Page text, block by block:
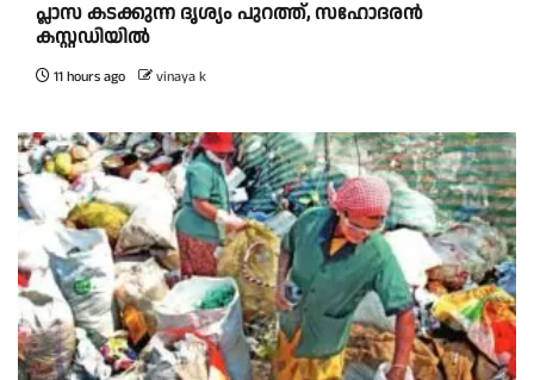
പ്ലാസ കടക്കുന്ന ദൃശ്യം പുറത്ത്, സഹോദരൻ
കസ്റ്റഡിയിൽ
11 hours ago vinaya k